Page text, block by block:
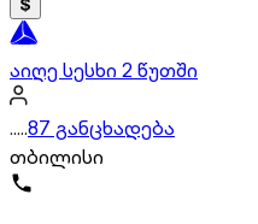
აიღე სესხი 2 წუთში
.....87 განცხადება
თბილისი